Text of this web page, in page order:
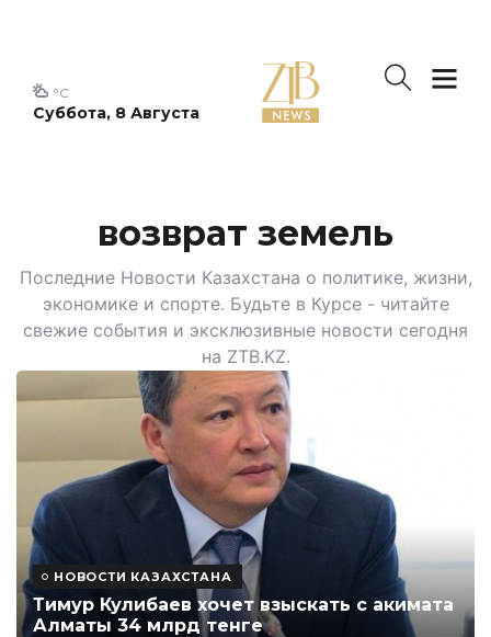
Суббота, 8 Августа
°C
возврат земель
Последние Новости Казахстана о политике, жизни,
экономике и спорте. Будьте в Курсе - читайте
свежие события и эксклюзивные новости сегодня
на ZTB.KZ.
НОВОСТИ КАЗАХСТАНА
Тимур Кулибаев хочет взыскать с акимата
Алматы 34 млрд тенге